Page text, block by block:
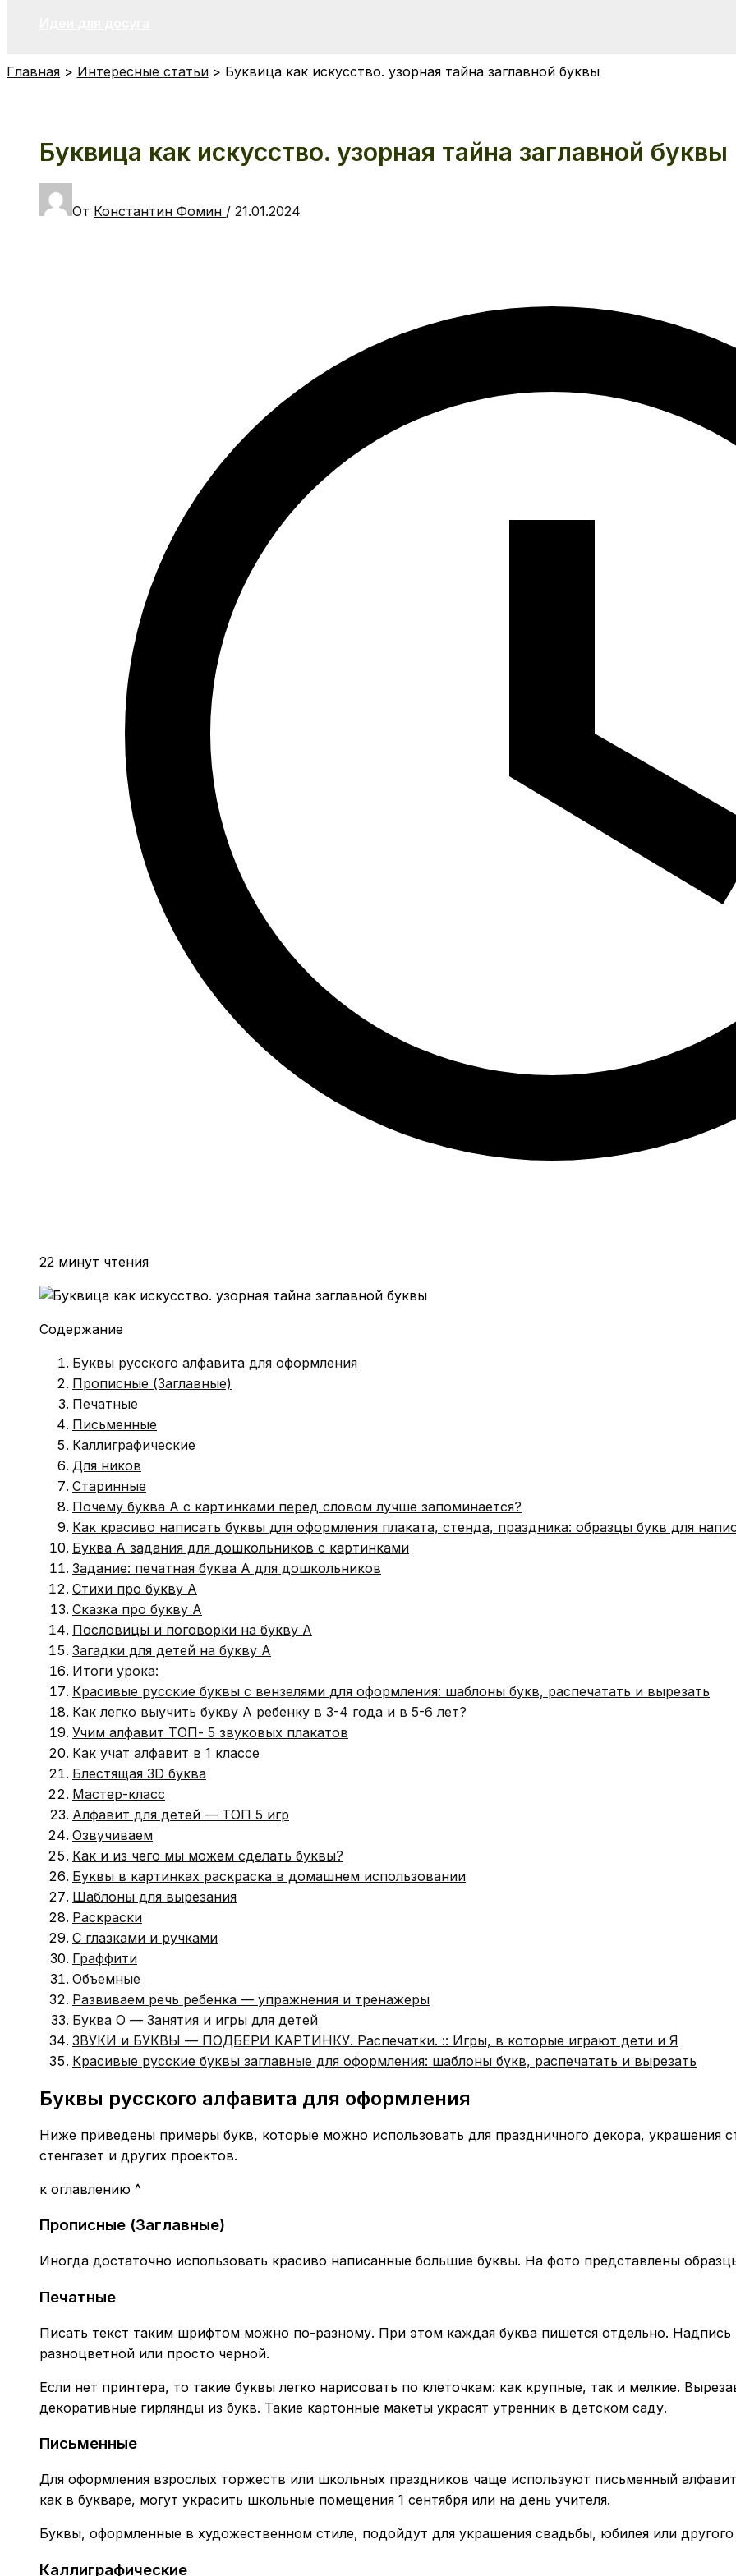
Главная Интересные статьи Буквица как искусство. узорная тайна заглавной буквы
Буквица как искусство. узорная тайна заглавной буквы
От Константин Фомин / 21.01.2024
22 минут чтения
Содержание
Буквы русского алфавита для оформления
Прописные (Заглавные)
Печатные
Письменные
Каллиграфические
Для ников
Старинные
Почему буква А с картинками перед словом лучше запоминается?
Как красиво написать буквы для оформления плаката, стенда, праздника: образцы букв для
Буква А задания для дошкольников с картинками
Задание: печатная буква А для дошкольников
Стихи про букву А
Сказка про букву А
Пословицы и поговорки на букву А
Загадки для детей на букву А
Итоги урока:
Красивые русские буквы с вензелями для оформления: шаблоны букв, распечатать и вырезать
Как легко выучить букву А ребенку в 3-4 года и в 5-6 лет?
Учим алфавит ТОП- 5 звуковых плакатов
Как учат алфавит в 1 классе
Блестящая 3D буква
Мастер-класс
Алфавит для детей — ТОП 5 игр
Озвучиваем
Как и из чего мы можем сделать буквы?
Буквы в картинках раскраска в домашнем использовании
Шаблоны для вырезания
Раскраски
С глазками и ручками
Граффити
Объемные
Развиваем речь ребенка — упражнения и тренажеры
Буква О — Занятия и игры для детей
ЗВУКИ и БУКВЫ — ПОДБЕРИ КАРТИНКУ. Распечатки. :: Игры, в которые играют дети и Я
Красивые русские буквы заглавные для оформления: шаблоны букв, распечатать и вырезать
Буквы русского алфавита для оформления
Ниже приведены примеры букв, которые можно использовать для праздничного декора, украшения
стенгазет и других проектов.
к оглавлению ^
Прописные (Заглавные)
Иногда достаточно использовать красиво написанные большие буквы. На фото представлены
Печатные
Писать текст таким шрифтом можно по-разному. При этом каждая буква пишется отдельно. Надпись
разноцветной или просто черной.
Если нет принтера, то такие буквы легко нарисовать по клеточкам: как крупные, так и мелкие.
декоративные гирлянды из букв. Такие картонные макеты украсят утренник в детском саду.
Письменные
Для оформления взрослых торжеств или школьных праздников чаще используют письменный
как в букваре, могут украсить школьные помещения 1 сентября или на день учителя.
Буквы, оформленные в художественном стиле, подойдут для украшения свадьбы, юбилея или
Каллиграфические